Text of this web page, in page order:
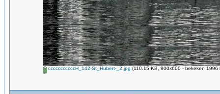
cccccccccccH_142-St_Hubert-_2.jpg (110.15 KB, 900x600 - bekeken 1996